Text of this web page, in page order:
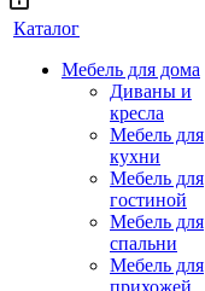
Каталог
Мебель для дома
Диваны и
кресла
Мебель для
кухни
Мебель для
гостиной
Мебель для
спальни
Мебель для
прихожей